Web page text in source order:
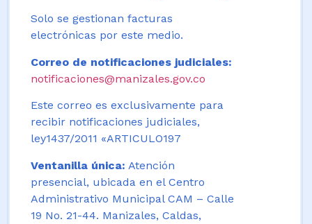
Solo se gestionan facturas
electrónicas por este medio.
Correo de notificaciones judiciales:
notificaciones@manizales.gov.co
Este correo es exclusivamente para
recibir notificaciones judiciales,
ley1437/2011 «ARTICULO197
Ventanilla única: Atención
presencial, ubicada en el Centro
Administrativo Municipal CAM – Calle
19 No. 21-44. Manizales, Caldas,